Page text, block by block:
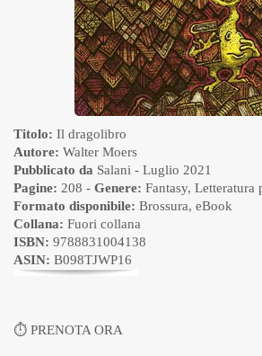
Titolo: Il dragolibro
Autore: Walter Moers
Pubblicato da Salani - Luglio 2021
Pagine: 208 - Genere: Fantasy, Letteratura
Formato disponibile: Brossura, eBook
Collana: Fuori collana
ISBN: 9788831004138
ASIN: B098TJWP16
⏱ PRENOTA ORA